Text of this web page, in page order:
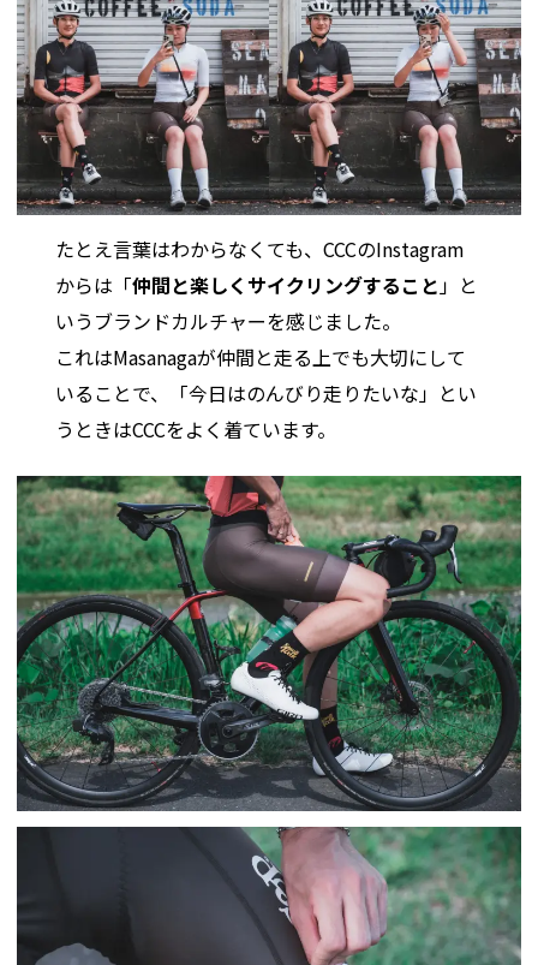
たとえ言葉はわからなくても、CCCのInstagram
からは「仲間と楽しくサイクリングすること」と
いうブランドカルチャーを感じました。
これはMasanagaが仲間と走る上でも大切にして
いることで、「今日はのんびり走りたいな」とい
うときはCCCをよく着ています。